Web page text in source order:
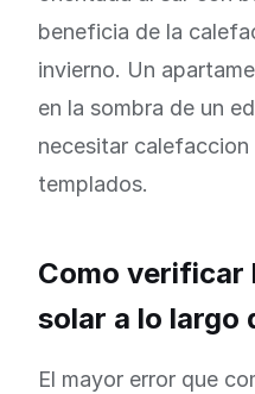
beneficia de la
invierno. Un
en la sombra de un
necesitar calefaccion
templados.
Como verificar
solar a lo largo
El mayor error que